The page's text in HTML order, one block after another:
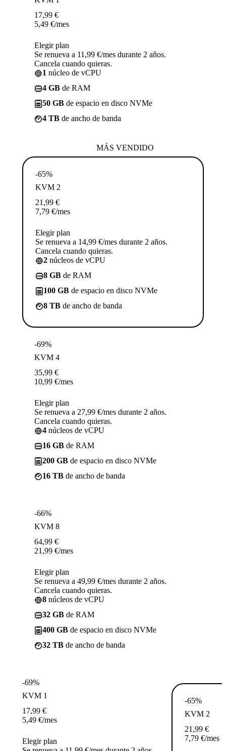
17,99 €
5,49 €/mes
Elegir plan
Se renueva a 11,99 €/mes durante 2 años.
Cancela cuando quieras.
1 núcleo de vCPU
4 GB de RAM
50 GB de espacio en disco NVMe
4 TB de ancho de banda
MÁS VENDIDO
-65%
KVM 2
21,99 €
7,79 €/mes
Elegir plan
Se renueva a 14,99 €/mes durante 2 años.
Cancela cuando quieras.
2 núcleos de vCPU
8 GB de RAM
100 GB de espacio en disco NVMe
8 TB de ancho de banda
-69%
KVM 4
35,99 €
10,99 €/mes
Elegir plan
Se renueva a 27,99 €/mes durante 2 años.
Cancela cuando quieras.
4 núcleos de vCPU
16 GB de RAM
200 GB de espacio en disco NVMe
16 TB de ancho de banda
-66%
KVM 8
64,99 €
21,99 €/mes
Elegir plan
Se renueva a 49,99 €/mes durante 2 años.
Cancela cuando quieras.
8 núcleos de vCPU
32 GB de RAM
400 GB de espacio en disco NVMe
32 TB de ancho de banda
-69%
KVM 1
17,99 €
5,49 €/mes
Elegir plan
-65%
KVM 2
21,99 €
7,79 €/mes